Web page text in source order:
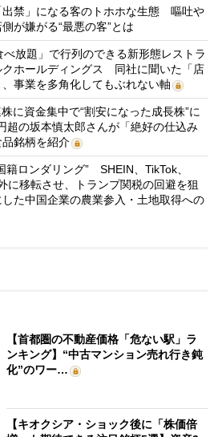
出禁」になる客のトホホな生態 嘔吐や
が嫌がる“最悪の客”とは
べ放題」で行列のできる新形態レストラ
クホールディングス 同社に聞いた「店
事業を多角化してもぶれない軸
に資金集中で“割安になった成長株”に
の坂本慎太郎さんが「絶好の仕込み
銘柄を紹介
籍ロンダリング” SHEIN、TikTok、
に移転させ、トランプ関税の回避を狙
た中国企業の農業参入・土地取得への
【首都圏の不動産価格「危ない駅」ラ
ンキング】“中古マンション売れ行き鈍
化”のワー…
【キオクシア・ショック後に「株価倍